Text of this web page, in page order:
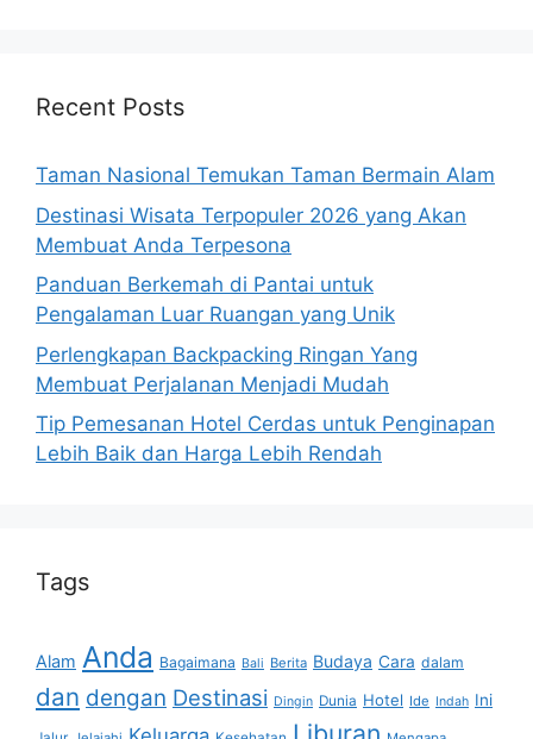
Recent Posts
Taman Nasional Temukan Taman Bermain Alam
Destinasi Wisata Terpopuler 2026 yang Akan
Membuat Anda Terpesona
Panduan Berkemah di Pantai untuk
Pengalaman Luar Ruangan yang Unik
Perlengkapan Backpacking Ringan Yang
Membuat Perjalanan Menjadi Mudah
Tip Pemesanan Hotel Cerdas untuk Penginapan
Lebih Baik dan Harga Lebih Rendah
Tags
Alam Anda Bagaimana Bali Berita Budaya Cara dalam
dan dengan Destinasi Dingin Dunia Hotel Ide Indah Ini